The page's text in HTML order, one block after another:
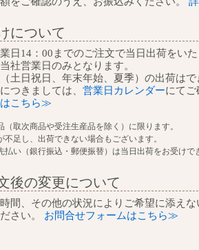
について
日14：00までのご注文で当日出荷をいた
社営業日のみとなります。
土日祝日、年末年始、夏季）の出荷はで
つきましては、 営業日カレンダーにて ご
こちら≫
（取次商品や受注生産品を除く）に限ります。
不足し、出荷できない場合もございます。
払い（銀行振込・郵便振替）は当日出荷をお受けで
後の変更について
間、その他の状況によりご希望に添え
さい。
お問合せフォームはこちら≫